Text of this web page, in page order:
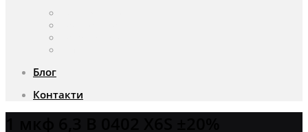
Блог
Контакти